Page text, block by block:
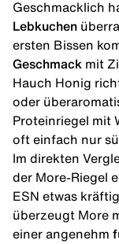
Geschmacklich
Lebkuchen
ersten Bissen
Geschmack mit
Hauch Honig
oder
Proteinriegel mit
oft einfach nur
Im direkten
der More-Riegel
ESN etwas
überzeugt More
einer angenehm